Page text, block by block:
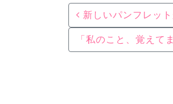
Post
新しいパンフレッ
「私のこと、覚えて